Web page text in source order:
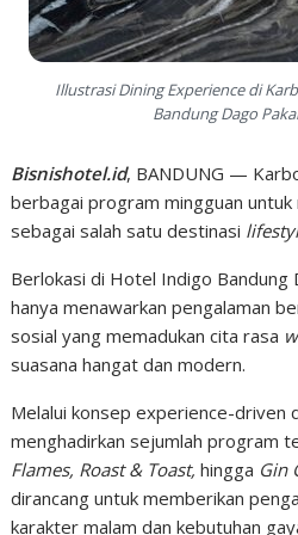
Illustrasi Dining Experience di
Bandung Dago
Bisnishotel.id, BANDUNG —
berbagai program mingguan
sebagai salah satu destinasi
Berlokasi di Hotel Indigo Bandung
hanya menawarkan pengalaman
sosial yang memadukan cita rasa
suasana hangat dan modern.
Melalui konsep experience-driven
menghadirkan sejumlah program
Flames, Roast & Toast, hingga Gin
dirancang untuk memberikan
karakter malam dan kebutuhan